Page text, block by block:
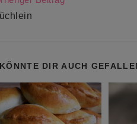
DIR AUCH